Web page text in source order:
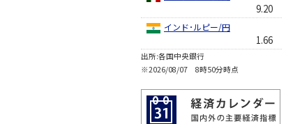
9.20
インド･ルピー/円
1.66
出所:各国中央銀行
※2026/08/07 8時50分時点